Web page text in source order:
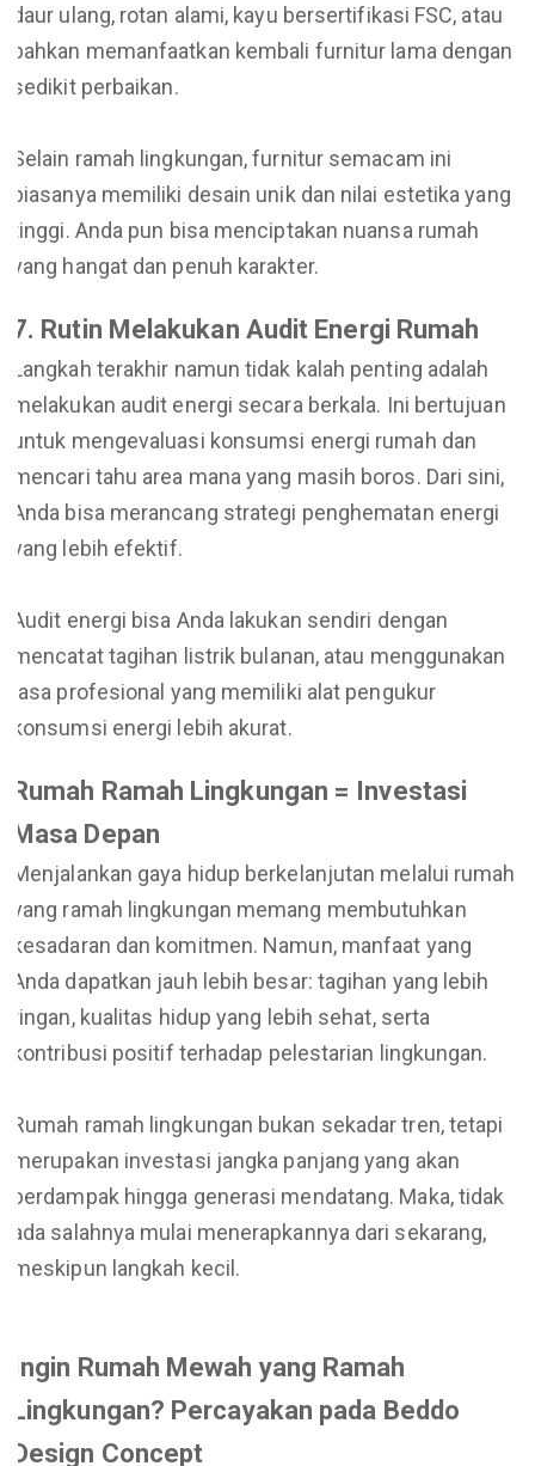
daur ulang, rotan alami, kayu bersertifikasi FSC, atau
bahkan memanfaatkan kembali furnitur lama dengan
sedikit perbaikan.
Selain ramah lingkungan, furnitur semacam ini
biasanya memiliki desain unik dan nilai estetika yang
tinggi. Anda pun bisa menciptakan nuansa rumah
yang hangat dan penuh karakter.
7. Rutin Melakukan Audit Energi Rumah
Langkah terakhir namun tidak kalah penting adalah
melakukan audit energi secara berkala. Ini bertujuan
untuk mengevaluasi konsumsi energi rumah dan
mencari tahu area mana yang masih boros. Dari sini,
Anda bisa merancang strategi penghematan energi
yang lebih efektif.
Audit energi bisa Anda lakukan sendiri dengan
mencatat tagihan listrik bulanan, atau menggunakan
jasa profesional yang memiliki alat pengukur
konsumsi energi lebih akurat.
Rumah Ramah Lingkungan = Investasi
Masa Depan
Menjalankan gaya hidup berkelanjutan melalui rumah
yang ramah lingkungan memang membutuhkan
kesadaran dan komitmen. Namun, manfaat yang
Anda dapatkan jauh lebih besar: tagihan yang lebih
ringan, kualitas hidup yang lebih sehat, serta
kontribusi positif terhadap pelestarian lingkungan.
Rumah ramah lingkungan bukan sekadar tren, tetapi
merupakan investasi jangka panjang yang akan
berdampak hingga generasi mendatang. Maka, tidak
ada salahnya mulai menerapkannya dari sekarang,
meskipun langkah kecil.
Ingin Rumah Mewah yang Ramah
Lingkungan? Percayakan pada Beddo
Design Concept